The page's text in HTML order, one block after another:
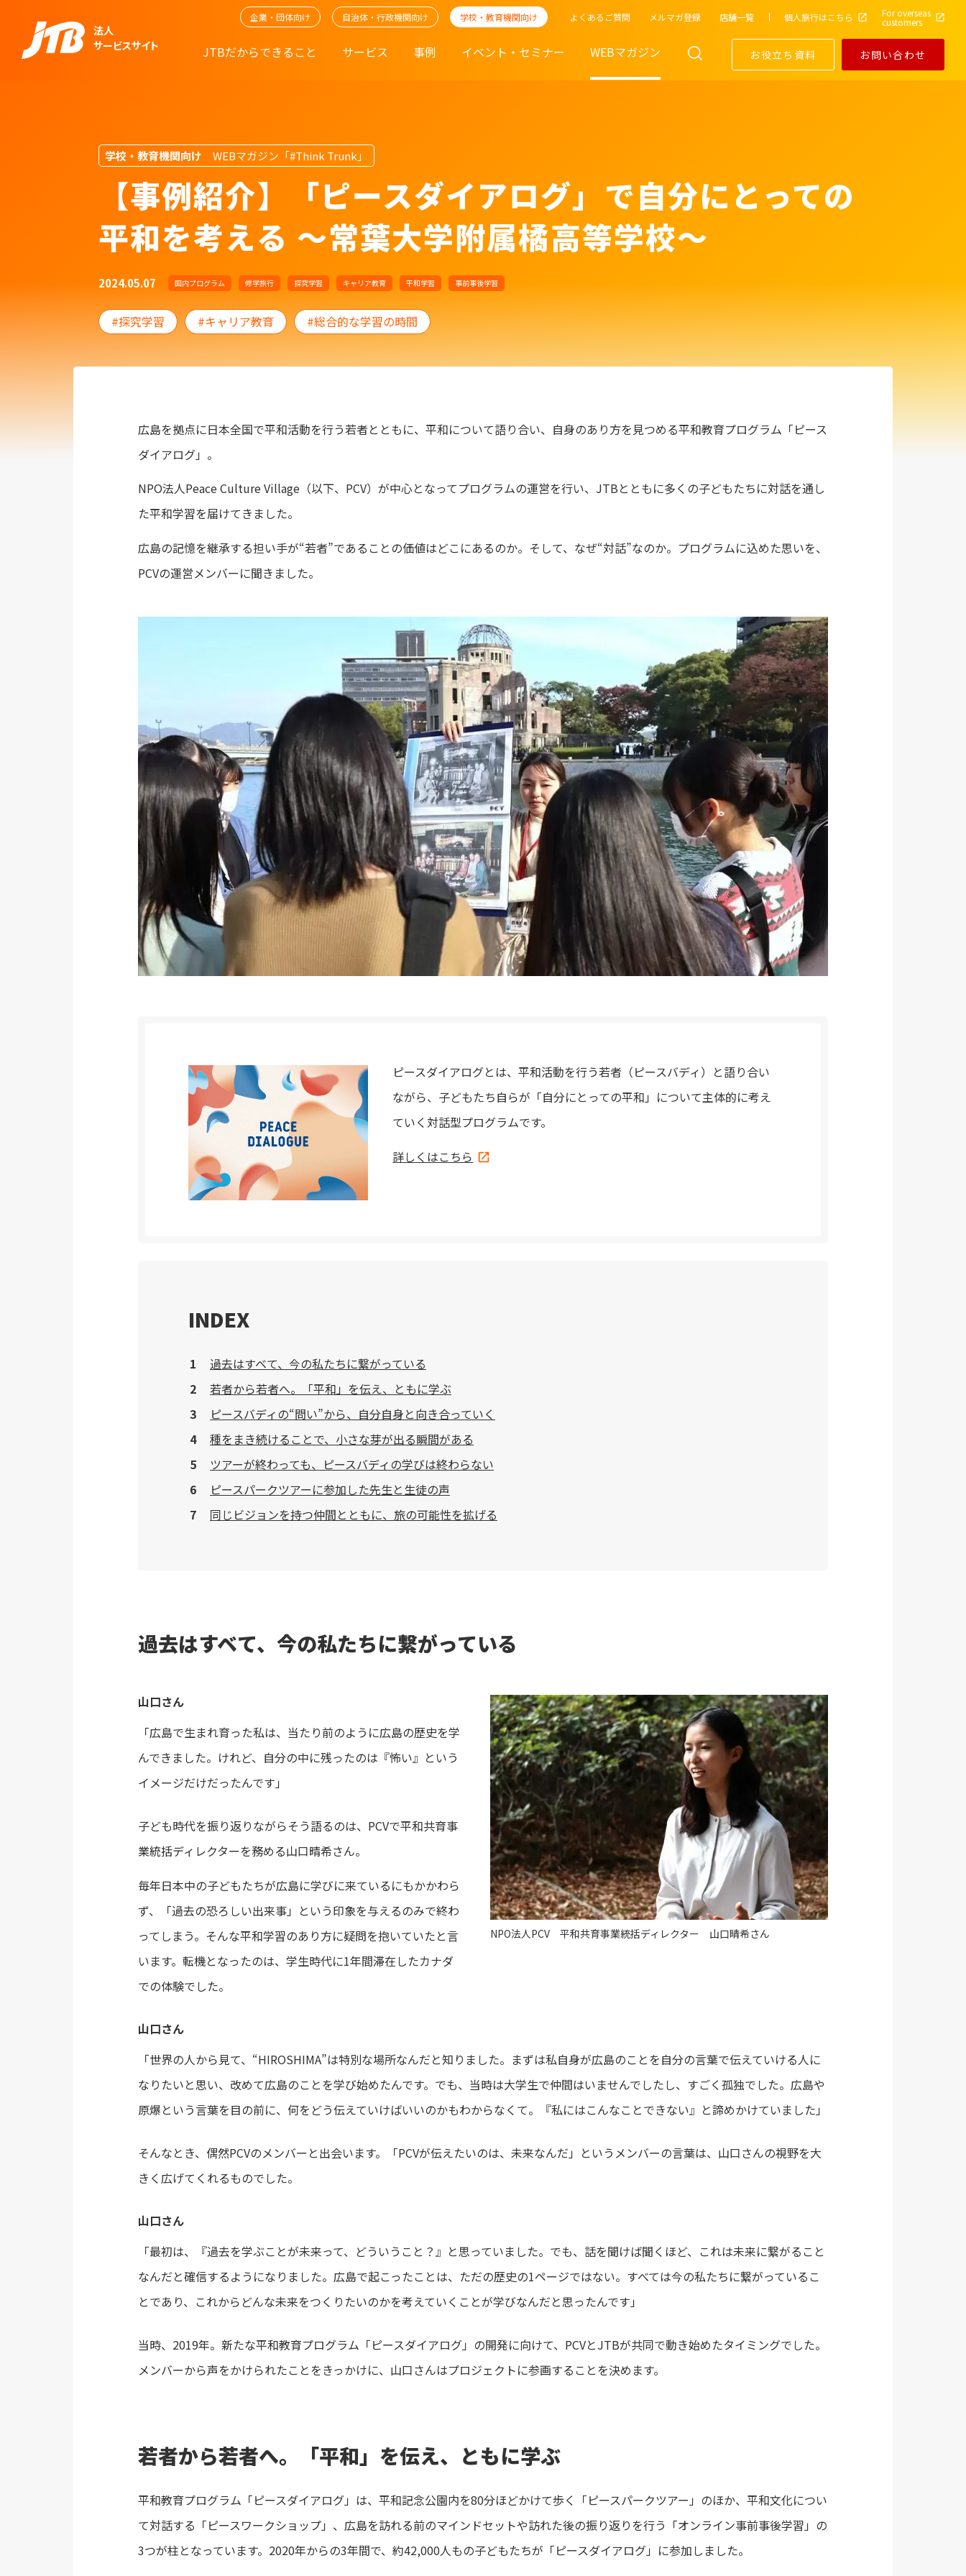
法人
サービスサイト
企業・団体向け 自治体・行政機関向け 学校・教育機関向け よくあるご質問 メルマガ登録 店舗一覧 個人旅行はこちら For overseas
customers
JTBだからできること サービス 事例 イベント・セミナー WEBマガジン お役立ち資料 お問い合わせ
学校・教育機関向け WEBマガジン「#Think Trunk」
【事例紹介】「ピースダイアログ」で自分にとっての
平和を考える ～常葉大学附属橘高等学校～
2024.05.07 国内プログラム 修学旅行 探究学習 キャリア教育 平和学習 事前事後学習
探究学習 キャリア教育 総合的な学習の時間
広島を拠点に日本全国で平和活動を行う若者とともに、平和について語り合い、自身のあり方を見つめる平和教育プログラム「ピース
ダイアログ」。
NPO法人Peace Culture Village（以下、PCV）が中心となってプログラムの運営を行い、JTBとともに多くの子どもたちに対話を通し
た平和学習を届けてきました。
広島の記憶を継承する担い手が“若者”であることの価値はどこにあるのか。そして、なぜ“対話”なのか。プログラムに込めた思いを、
PCVの運営メンバーに聞きました。
ピースダイアログとは、平和活動を行う若者（ピースバディ）と語り合い
ながら、子どもたち自らが「自分にとっての平和」について主体的に考え
ていく対話型プログラムです。
詳しくはこちら
INDEX
過去はすベて、今の私たちに繋がっている
若者から若者へ。「平和」を伝え、ともに学ぶ
ピースバディの“問い”から、自分自身と向き合っていく
種をまき続けることで、小さな芽が出る瞬間がある
ツアーが終わっても、ピースバディの学びは終わらない
ピースパークツアーに参加した先生と生徒の声
同じビジョンを持つ仲間とともに、旅の可能性を拡げる
過去はすベて、今の私たちに繋がっている
山口さん
「広島で生まれ育った私は、当たり前のように広島の歴史を学
んできました。けれど、自分の中に残ったのは『怖い』という
イメージだけだったんです」
子ども時代を振り返りながらそう語るのは、PCVで平和共育事
業統括ディレクターを務める山口晴希さん。
毎年日本中の子どもたちが広島に学びに来ているにもかかわら
ず、「過去の恐ろしい出来事」という印象を与えるのみで終わ
ってしまう。そんな平和学習のあり方に疑問を抱いていたと言
います。転機となったのは、学生時代に1年間滞在したカナダ
での体験でした。
NPO法人PCV 平和共育事業統括ディレクター 山口晴希さん
山口さん
「世界の人から見て、“HIROSHIMA”は特別な場所なんだと知りました。まずは私自身が広島のことを自分の言葉で伝えていける人に
なりたいと思い、改めて広島のことを学び始めたんです。でも、当時は大学生で仲間はいませんでしたし、すごく孤独でした。広島や
原爆という言葉を目の前に、何をどう伝えていけばいいのかもわからなくて。『私にはこんなことできない』と諦めかけていました」
そんなとき、偶然PCVのメンバーと出会います。「PCVが伝えたいのは、未来なんだ」というメンバーの言葉は、山口さんの視野を大
きく広げてくれるものでした。
山口さん
「最初は、『過去を学ぶことが未来って、どういうこと？』と思っていました。でも、話を聞けば聞くほど、これは未来に繋がること
なんだと確信するようになりました。広島で起こったことは、ただの歴史の1ページではない。すべては今の私たちに繋がっているこ
とであり、これからどんな未来をつくりたいのかを考えていくことが学びなんだと思ったんです」
当時、2019年。新たな平和教育プログラム「ピースダイアログ」の開発に向けて、PCVとJTBが共同で動き始めたタイミングでした。
メンバーから声をかけられたことをきっかけに、山口さんはプロジェクトに参画することを決めます。
若者から若者へ。「平和」を伝え、ともに学ぶ
平和教育プログラム「ピースダイアログ」は、平和記念公園内を80分ほどかけて歩く「ピースパークツアー」のほか、平和文化につい
て対話する「ピースワークショップ」、広島を訪れる前のマインドセットや訪れた後の振り返りを行う「オンライン事前事後学習」の
3つが柱となっています。2020年からの3年間で、約42,000人もの子どもたちが「ピースダイアログ」に参加しました。